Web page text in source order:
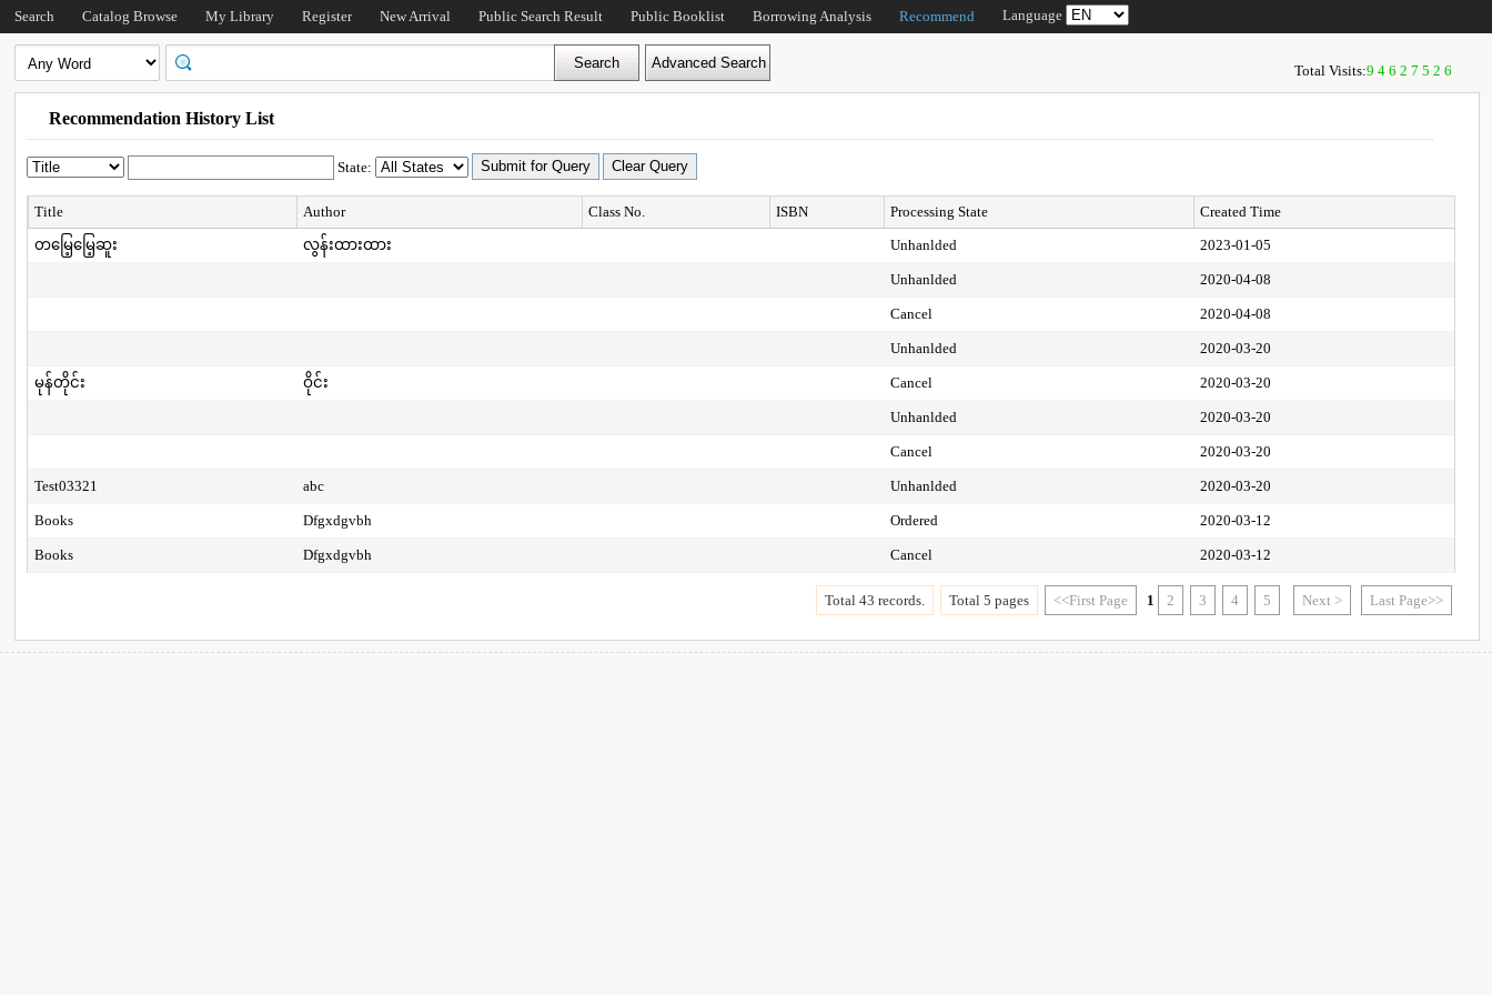
Search Catalog Browse My Library Register New Arrival Public Search Result Public Booklist Borrowing Analysis Recommend Language
Total Visits:94627526
Recommendation History List
State:
Title Author Class No. ISBN Processing State
Created Time
တမြေ့မြေ့ဆူး
လွန်းထားထား Unhanlded 2023-01-05
Unhanlded 2020-04-08
Cancel 2020-04-08
Unhanlded 2020-03-20
မုန်တိုင်း ဝိုင်း Cancel 2020-03-20
Unhanlded 2020-03-20
Cancel 2020-03-20
Test03321 abc Unhanlded 2020-03-20
Books Dfgxdgvbh Ordered 2020-03-12
Books Dfgxdgvbh Cancel 2020-03-12
Total 43 records. Total 5 pages <<First Page 1 2 3 4 5 Next > Last Page>>